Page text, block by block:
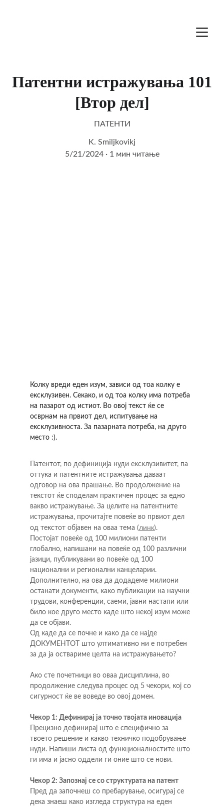
Патентни истражувања 101
[Втор дел]
ПАТЕНТИ
K. Smiljkovikj
5/21/2024
1 мин читање
Колку вреди еден изум, зависи од тоа колку е
ексклузивен. Секако, и од тоа колку има потреба
на пазарот од истиот. Во овој текст ќе се
осврнам на првиот дел, испитување на
ексклузивноста. За пазарната потреба, на друго
место :).
Патентот, по дефиниција нуди ексклузивитет, па
оттука и патентните истражувања даваат
одговор на ова прашање. Во продолжение на
текстот ќе споделам практичен процес за едно
вакво истражување. За целите на патентните
истражувања, прочитајте повеќе во првиот дел
од текстот објавен на оваа тема (линк).
Постојат повеќе од 100 милиони патенти
глобално, напишани на повеќе од 100 различни
јазици, публикувани во повеќе од 100
национални и регионални канцеларии.
Дополнително, на ова да додадеме милиони
останати документи, како публикации на научни
трудови, конференции, саеми, јавни настапи или
било кое друго место каде што некој изум може
да се објави.
Од каде да се почне и како да се најде
ДОКУМЕНТОТ што ултимативно ни е потребен
за да ја оствариме целта на истражувањето?
Ако сте почетници во оваа дисциплина, во
продолжение следува процес од 5 чекори, кој со
сигурност ќе ве воведе во овој домен.
Чекор 1: Дефинирај ја точно твојата иновација
Прецизно дефинирај што е специфично за
твоето решение и какво техничко подобрување
нуди. Напиши листа од функционалностите што
ги има и јасно оддели ги оние што се нови.
Чекор 2: Запознај се со структурата на патент
Пред да започнеш со пребарувањe, осигурај се
дека знаеш како изгледа структура на еден